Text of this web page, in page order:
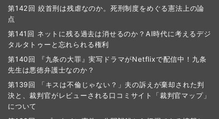
第142回 絞首刑は残虐なのか。死刑制度をめぐる憲法上の論
点
第141回 ネットに残る過去は消せるのか？AI時代に考えるデジ
タルタトゥーと忘れられる権利
第140回 『九条の大罪』実写ドラマがNetflixで配信中！九条
先生は悪徳弁護士なのか？
第139回 「キスは不倫じゃない？」夫の訴えが棄却された判
決と、裁判官がレビューされる口コミサイト「裁判官マップ」
について